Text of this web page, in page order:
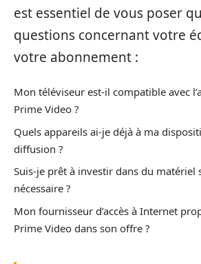
est essentiel de vous poser
questions concernant votre
votre abonnement :
Mon téléviseur est-il compatible avec
Prime Video ?
Quels appareils ai-je déjà à ma
diffusion ?
Suis-je prêt à investir dans du matériel
nécessaire ?
Mon fournisseur d’accès à Internet
Prime Video dans son offre ?